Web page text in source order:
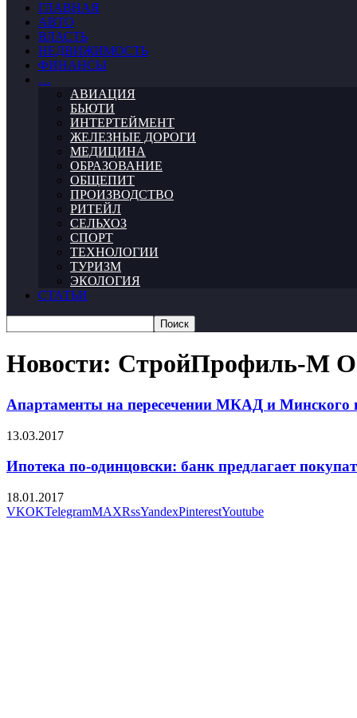
ГЛАВНАЯ
АВТО
ВЛАСТЬ
НЕДВИЖИМОСТЬ
ФИНАНСЫ
…
АВИАЦИЯ
БЬЮТИ
ИНТЕРТЕЙМЕНТ
ЖЕЛЕЗНЫЕ ДОРОГИ
МЕДИЦИНА
ОБРАЗОВАНИЕ
ОБЩЕПИТ
ПРОИЗВОДСТВО
РИТЕЙЛ
СЕЛЬХОЗ
СПОРТ
ТЕХНОЛОГИИ
ТУРИЗМ
ЭКОЛОГИЯ
СТАТЬИ
Новости: СтройПрофиль-М
Апартаменты на пересечении МКАД и Минского
13.03.2017
Ипотека по-одинцовски: банк предлагает
18.01.2017
VKOKTelegramMAXRssYandexPinterestYoutube